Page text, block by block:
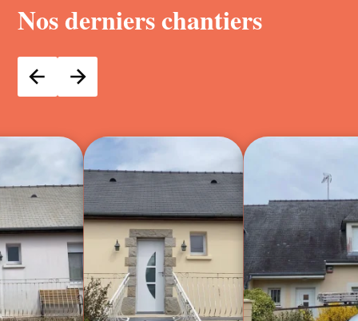
Nos derniers chantiers